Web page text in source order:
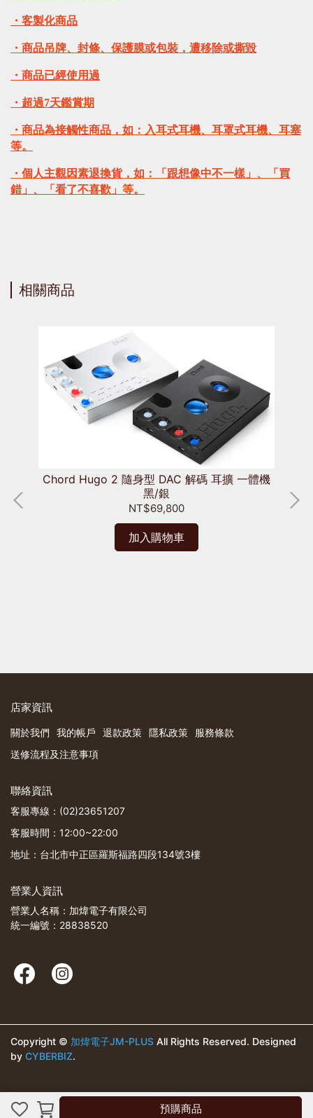
預購商品
・客製化商品
・商品吊牌、封條、保護膜或包裝，遭移除或撕毀
・商品已經使用過
・超過7天鑑賞期
・商品為接觸性商品，如：入耳式耳機、耳罩式耳機、耳塞
等。
・個人主觀因素退換貨，如：「跟想像中不一樣」、「買
錯」、「看了不喜歡」等。
相關商品
Chord Hugo 2 隨身型 DAC 解碼 耳擴 一體機
黑/銀
NT$69,800
加入購物車
店家資訊
關於我們 我的帳戶 退款政策 隱私政策
服務條款
送修流程及注意事項
聯絡資訊
客服專線：(02)23651207
客服時間：12:00~22:00
地址：台北市中正區羅斯福路四段134號3樓
營業人資訊
營業人名稱：加煒電子有限公司
統一編號：28838520
Copyright © 加煒電子JM-PLUS All Rights Reserved. Designed
by CYBERBIZ.